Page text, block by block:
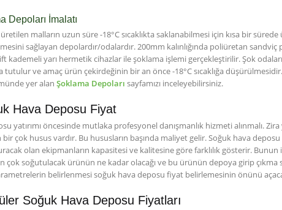
Depoları İmalatı
malların uzun süre -18°C sıcaklıkta saklanabilmesi için kısa bir sürede
sağlayan depolardır/odalardır. 200mm kalınlığında poliüretan
kademeli yarı hermetik cihazlar ile şoklama işlemi gerçekleştirilir. Şok
tutulur ve amaç ürün çekirdeğinin bir an önce -18°C sıcaklığa
yer alanŞoklama Depoları sayfamızı inceleyebilirsiniz.
Hava Deposu Fiyat
yatırımı öncesinde mutlaka profesyonel danışmanlık hizmeti alınmalı.
çok husus vardır. Bu hususların başında maliyet gelir. Soğuk hava
olan ekipmanların kapasitesi ve kalitesine göre farklılık gösterir.
çok soğutulacak ürünün ne kadar olacağı ve bu ürünün depoya girip
belirlenmesi soğuk hava deposu fiyat belirlemesinin önünü
Soğuk Hava Deposu Fiyatları